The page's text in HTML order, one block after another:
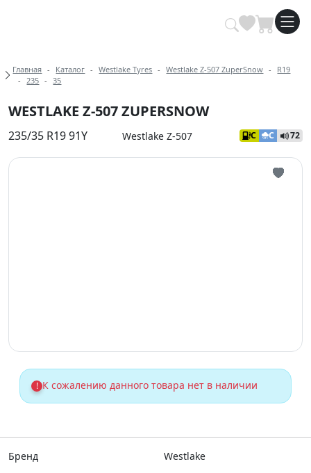
Купить автомобильные шины
Хлебные крошки
Главная Каталог Westlake Tyres Westlake Z-507 ZuperSnow
R19
235
35
WESTLAKE Z-507 ZUPERSNOW
235/35 R19 91Y Westlake Z-507 C C 72
! К сожалению данного товара нет в наличии
Бренд
Westlake